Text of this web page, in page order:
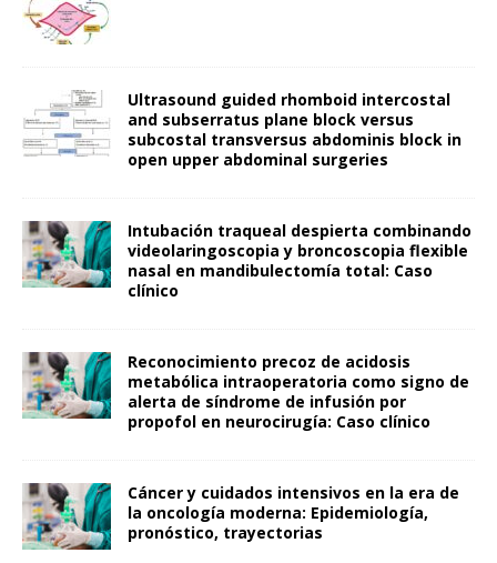
Ultrasound guided rhomboid intercostal
and subserratus plane block versus
subcostal transversus abdominis block in
open upper abdominal surgeries
Intubación traqueal despierta combinando
videolaringoscopia y broncoscopia flexible
nasal en mandibulectomía total: Caso
clínico
Reconocimiento precoz de acidosis
metabólica intraoperatoria como signo de
alerta de síndrome de infusión por
propofol en neurocirugía: Caso clínico
Cáncer y cuidados intensivos en la era de
la oncología moderna: Epidemiología,
pronóstico, trayectorias